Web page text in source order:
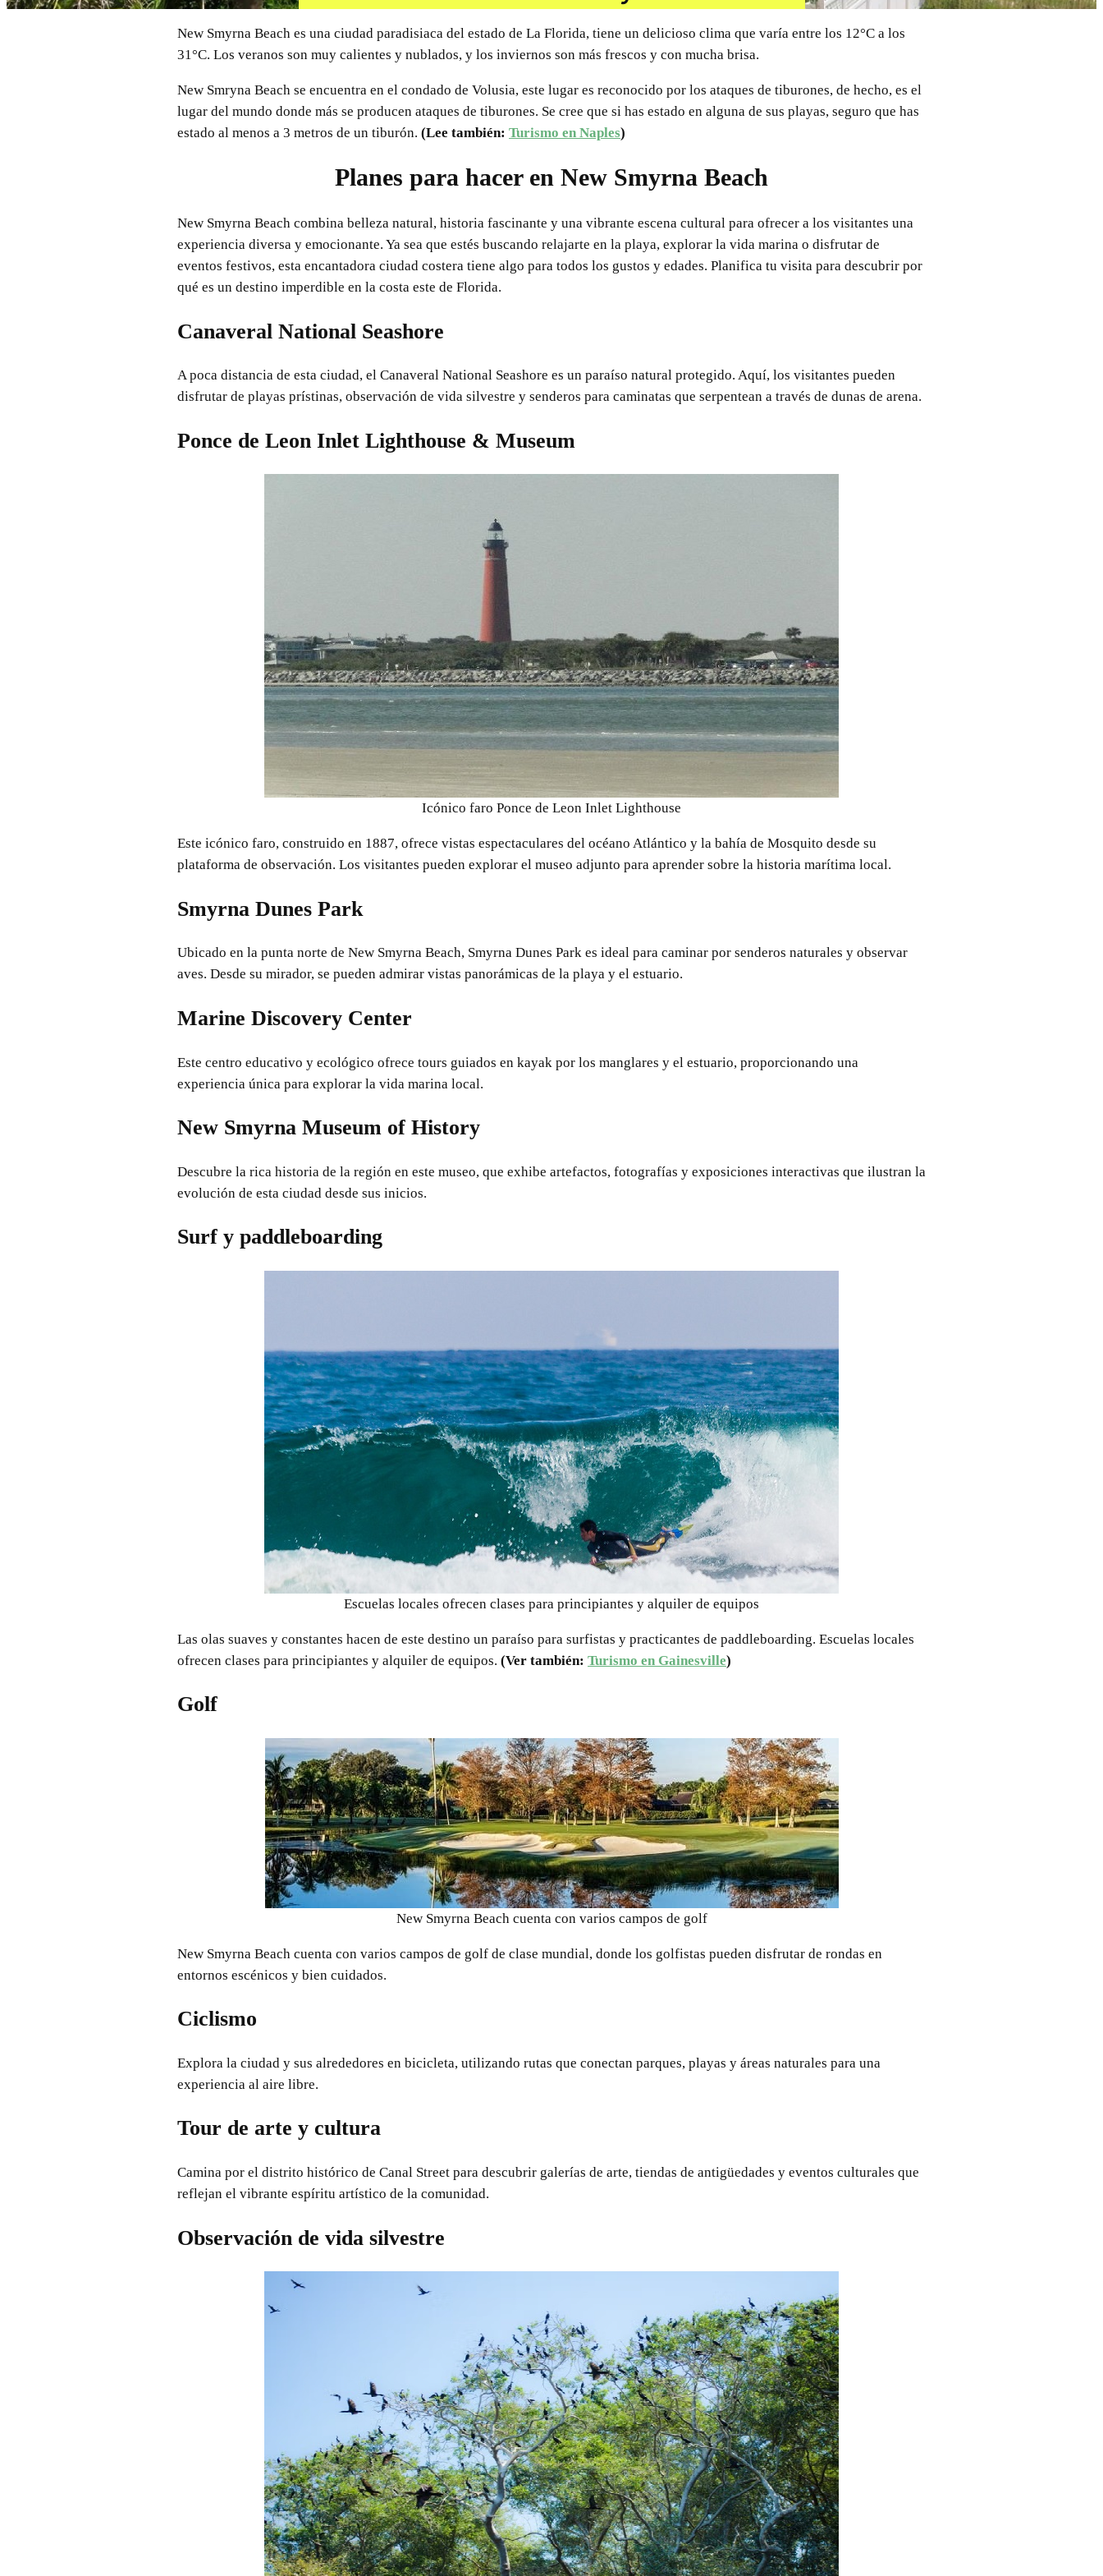
New Smyrna Beach es una ciudad paradisiaca del estado de La Florida, tiene un delicioso clima que varía entre los 12°C a los
31°C. Los veranos son muy calientes y nublados, y los inviernos son más frescos y con mucha brisa.
New Smryna Beach se encuentra en el condado de Volusia, este lugar es reconocido por los ataques de tiburones, de hecho, es el
lugar del mundo donde más se producen ataques de tiburones. Se cree que si has estado en alguna de sus playas, seguro que has
estado al menos a 3 metros de un tiburón. (Lee también: Turismo en Naples)
Planes para hacer en New Smyrna Beach
New Smyrna Beach combina belleza natural, historia fascinante y una vibrante escena cultural para ofrecer a los visitantes una
experiencia diversa y emocionante. Ya sea que estés buscando relajarte en la playa, explorar la vida marina o disfrutar de
eventos festivos, esta encantadora ciudad costera tiene algo para todos los gustos y edades. Planifica tu visita para descubrir por
qué es un destino imperdible en la costa este de Florida.
Canaveral National Seashore
A poca distancia de esta ciudad, el Canaveral National Seashore es un paraíso natural protegido. Aquí, los visitantes pueden
disfrutar de playas prístinas, observación de vida silvestre y senderos para caminatas que serpentean a través de dunas de arena.
Ponce de Leon Inlet Lighthouse & Museum
Icónico faro Ponce de Leon Inlet Lighthouse
Este icónico faro, construido en 1887, ofrece vistas espectaculares del océano Atlántico y la bahía de Mosquito desde su
plataforma de observación. Los visitantes pueden explorar el museo adjunto para aprender sobre la historia marítima local.
Smyrna Dunes Park
Ubicado en la punta norte de New Smyrna Beach, Smyrna Dunes Park es ideal para caminar por senderos naturales y observar
aves. Desde su mirador, se pueden admirar vistas panorámicas de la playa y el estuario.
Marine Discovery Center
Este centro educativo y ecológico ofrece tours guiados en kayak por los manglares y el estuario, proporcionando una
experiencia única para explorar la vida marina local.
New Smyrna Museum of History
Descubre la rica historia de la región en este museo, que exhibe artefactos, fotografías y exposiciones interactivas que ilustran la
evolución de esta ciudad desde sus inicios.
Surf y paddleboarding
Escuelas locales ofrecen clases para principiantes y alquiler de equipos
Las olas suaves y constantes hacen de este destino un paraíso para surfistas y practicantes de paddleboarding. Escuelas locales
ofrecen clases para principiantes y alquiler de equipos. (Ver también: Turismo en Gainesville)
Golf
New Smyrna Beach cuenta con varios campos de golf
New Smyrna Beach cuenta con varios campos de golf de clase mundial, donde los golfistas pueden disfrutar de rondas en
entornos escénicos y bien cuidados.
Ciclismo
Explora la ciudad y sus alrededores en bicicleta, utilizando rutas que conectan parques, playas y áreas naturales para una
experiencia al aire libre.
Tour de arte y cultura
Camina por el distrito histórico de Canal Street para descubrir galerías de arte, tiendas de antigüedades y eventos culturales que
reflejan el vibrante espíritu artístico de la comunidad.
Observación de vida silvestre